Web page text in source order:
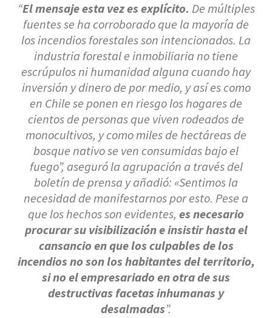
“El mensaje esta vez es explícito. De múltiples
fuentes se ha corroborado que la mayoría de
los incendios forestales son intencionados. La
industria forestal e inmobiliaria no tiene
escrúpulos ni humanidad alguna cuando hay
inversión y dinero de por medio, y así es como
en Chile se ponen en riesgo los hogares de
cientos de personas que viven rodeados de
monocultivos, y como miles de hectáreas de
bosque nativo se ven consumidas bajo el
fuego”,aseguró la agrupación a través del
boletín de prensa y añadió: «Sentimos la
necesidad de manifestarnos por esto. Pese a
que los hechos son evidentes, es necesario
procurar su visibilización e insistir hasta el
cansancio en que los culpables de los
incendios no son los habitantes del territorio,
si no el empresariado en otra de sus
destructivas facetas inhumanas y
desalmadas”.